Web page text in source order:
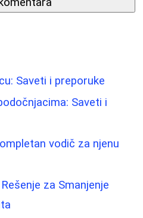
Saveti i preporuke
Saveti i
vodič za njenu
za Smanjenje